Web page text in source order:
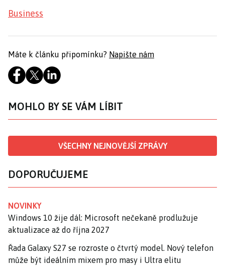
Business
Máte k článku připomínku? Napište nám
MOHLO BY SE VÁM LÍBIT
VŠECHNY NEJNOVĚJŠÍ ZPRÁVY
DOPORUČUJEME
NOVINKY
Windows 10 žije dál: Microsoft nečekaně prodlužuje
aktualizace až do října 2027
Řada Galaxy S27 se rozroste o čtvrtý model. Nový telefon
může být ideálním mixem pro masy i Ultra elitu